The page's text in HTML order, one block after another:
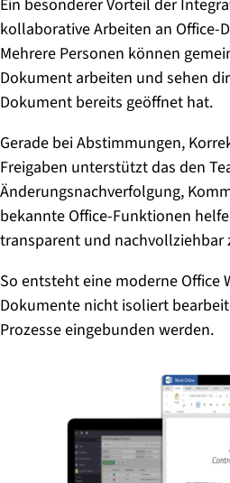
Ein besonderer Vorteil der
kollaborative Arbeiten an Office-
Mehrere Personen können
Dokument arbeiten und sehen
Dokument bereits geöffnet hat.
Gerade bei Abstimmungen,
Freigaben unterstützt das den
Änderungsnachverfolgung,
bekannte Office-Funktionen
transparent und nachvollziehbar
So entsteht eine moderne Office
Dokumente nicht isoliert
Prozesse eingebunden werden.